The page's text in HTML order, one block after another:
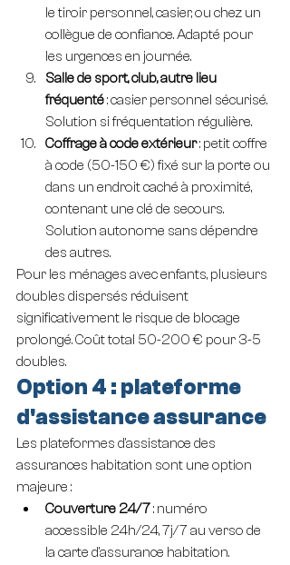
le tiroir personnel, casier, ou chez un
collègue de confiance. Adapté pour
les urgences en journée.
Salle de sport, club, autre lieu
fréquenté : casier personnel sécurisé.
Solution si fréquentation régulière.
Coffrage à code extérieur : petit coffre
à code (50-150 €) fixé sur la porte ou
dans un endroit caché à proximité,
contenant une clé de secours.
Solution autonome sans dépendre
des autres.
Pour les ménages avec enfants, plusieurs
doubles dispersés réduisent
significativement le risque de blocage
prolongé. Coût total 50-200 € pour 3-5
doubles.
Option 4 : plateforme
d'assistance assurance
Les plateformes d'assistance des
assurances habitation sont une option
majeure :
Couverture 24/7 : numéro
accessible 24h/24, 7j/7 au verso de
la carte d'assurance habitation.